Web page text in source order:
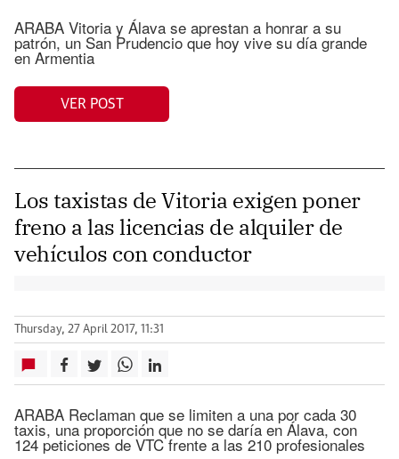
ARABA Vitoria y Álava se aprestan a honrar a su
patrón, un San Prudencio que hoy vive su día grande
en Armentia
VER POST
Los taxistas de Vitoria exigen poner
freno a las licencias de alquiler de
vehículos con conductor
Thursday, 27 April 2017, 11:31
ARABA Reclaman que se limiten a una por cada 30
taxis, una proporción que no se daría en Álava, con
124 peticiones de VTC frente a las 210 profesionales